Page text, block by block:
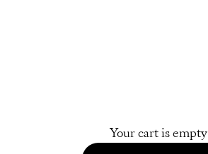
Your cart is empty